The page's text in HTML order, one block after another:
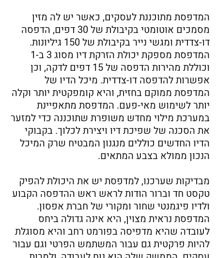
המדפסת מתוכננת לעסקים, כאשר יש לה מזין
מסמכים אוטומטי בקיבולת של 30 דפים, הדפסה
דו-צדדית ומגשי נייר בקיבולת של 150 גיליונות.
המדפסת מספקת יכולת הזרקת דיו מסוג 3 ב-1
וכוללת מהירות הדפסה של 15 דפים לדקה, וכן
אפשרות להדפסה דו-צדדית. מיכל הדיו של
המדפסת ממוקם בחזית, והיא קומפקטית יותר וקלה
יותר לשימוש מאי-פעם. המדפסת מתאפיינת
במערכת מילוי מחדש משופרת שתוכננה כדי למזער
את הסכנה של שפיכת דיו ויצירת לכלוך. בקבוקי
הדיו החדשים כוללים מנגנון המבטיח שרק המיכל
הנכון ממולא בצבע המתאים.
מבדיקות שערכנו, למדפסת יש את היכולת להפיק
טקסט חד וברור הודות לראש ראש ההדפסה הקבוע
ולדיו פיגמנטי שחור ומקורי של חברת אפסון.
המדפסת נראית מצוין, היא אינה גדולה ביחס
לעובדה שהיא מדפיסה בפורמט רחב והיא מסוגלת
להיות פרקטית גם עבור המשתמש הפרטי וגם עבור